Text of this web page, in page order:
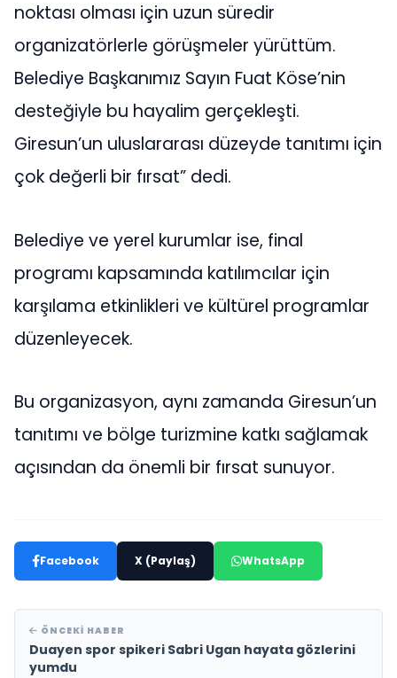
noktası olması için uzun süredir
organizatörlerle görüşmeler yürüttüm.
Belediye Başkanımız Sayın Fuat Köse’nin
desteğiyle bu hayalim gerçekleşti.
Giresun’un uluslararası düzeyde tanıtımı için
çok değerli bir fırsat” dedi.
Belediye ve yerel kurumlar ise, final
programı kapsamında katılımcılar için
karşılama etkinlikleri ve kültürel programlar
düzenleyecek.
Bu organizasyon, aynı zamanda Giresun’un
tanıtımı ve bölge turizmine katkı sağlamak
açısından da önemli bir fırsat sunuyor.
Facebook X (Paylaş) WhatsApp
ÖNCEKI HABER
Duayen spor spikeri Sabri Ugan hayata gözlerini
yumdu